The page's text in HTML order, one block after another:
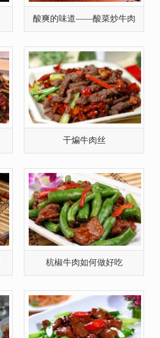
酸爽的味道——酸菜炒牛肉
干煸牛肉丝
杭椒牛肉如何做好吃